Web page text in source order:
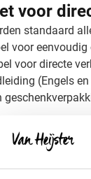
voor
standaard
voor eenvoudig
voor directe
(Engels
je